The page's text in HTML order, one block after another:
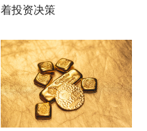
着投资决策